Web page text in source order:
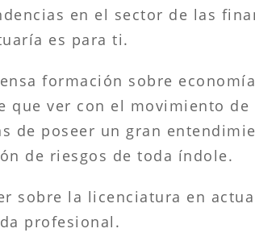
en el sector de las
es para ti.
formación sobre
ver con el movimiento
de poseer un gran
de riesgos de toda índole.
sobre la licenciatura en
profesional.